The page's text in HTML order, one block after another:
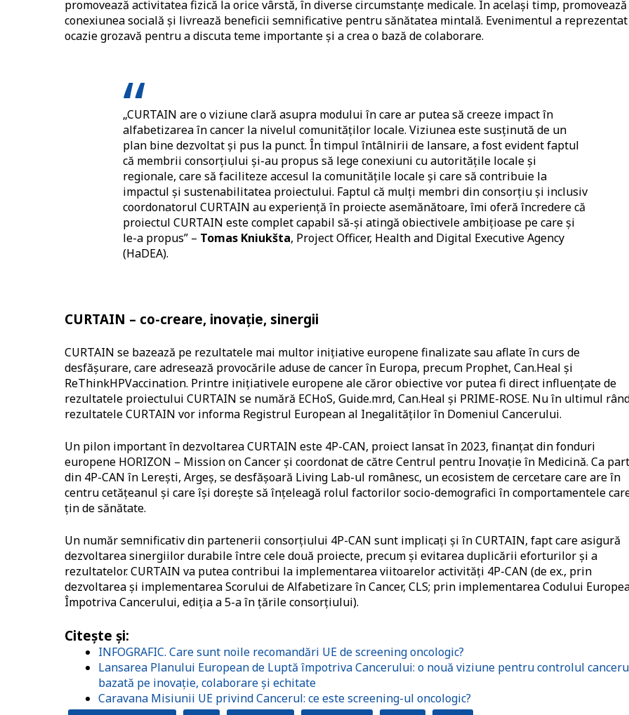
promovează activitatea fizică la orice vârstă, în diverse circumstanțe medicale. În același timp, promovează
conexiunea socială și livrează beneficii semnificative pentru sănătatea mintală. Evenimentul a
ocazie grozavă pentru a discuta teme importante și a crea o bază de colaborare.
„CURTAIN are o viziune clară asupra modului în care ar putea să creeze impact în
alfabetizarea în cancer la nivelul comunităților locale. Viziunea este susținută de un
plan bine dezvoltat și pus la punct. În timpul întâlnirii de lansare, a fost evident faptul
că membrii consorțiului și-au propus să lege conexiuni cu autoritățile locale și
regionale, care să faciliteze accesul la comunitățile locale și care să contribuie la
impactul și sustenabilitatea proiectului. Faptul că mulți membri din consorțiu și inclusiv
coordonatorul CURTAIN au experiență în proiecte asemănătoare, îmi oferă încredere că
proiectul CURTAIN este complet capabil să-și atingă obiectivele ambițioase pe care și
le-a propus” – Tomas Kniukšta, Project Officer, Health and Digital Executive Agency
(HaDEA).
CURTAIN – co-creare, inovație, sinergii
CURTAIN se bazează pe rezultatele mai multor inițiative europene finalizate sau aflate în curs de
desfășurare, care adresează provocările aduse de cancer în Europa, precum Prophet, Can.Heal și
ReThinkHPVaccination. Printre inițiativele europene ale căror obiective vor putea fi direct influențate de
rezultatele proiectului CURTAIN se numără ECHoS, Guide.mrd, Can.Heal și PRIME-ROSE. Nu în ultimul
rezultatele CURTAIN vor informa Registrul European al Inegalităților în Domeniul Cancerului.
Un pilon important în dezvoltarea CURTAIN este 4P-CAN, proiect lansat în 2023, finanțat din fonduri
europene HORIZON – Mission on Cancer și coordonat de către Centrul pentru Inovație în Medicină. Ca
din 4P-CAN în Lerești, Argeș, se desfășoară Living Lab-ul românesc, un ecosistem de cercetare care are în
centru cetățeanul și care își dorește să înțeleagă rolul factorilor socio-demografici în comportamentele
țin de sănătate.
Un număr semnificativ din partenerii consorțiului 4P-CAN sunt implicați și în CURTAIN, fapt care asigură
dezvoltarea sinergiilor durabile între cele două proiecte, precum și evitarea duplicării eforturilor și a
rezultatelor. CURTAIN va putea contribui la implementarea viitoarelor activități 4P-CAN (de ex., prin
dezvoltarea și implementarea Scorului de Alfabetizare în Cancer, CLS; prin implementarea Codului
Împotriva Cancerului, ediția a 5-a în țările consorțiului).
Citește și:
INFOGRAFIC. Care sunt noile recomandări UE de screening oncologic?
Lansarea Planului European de Luptă împotriva Cancerului: o nouă viziune pentru controlul
bazată pe inovație, colaborare și echitate
Caravana Misiunii UE privind Cancerul: ce este screening-ul oncologic?